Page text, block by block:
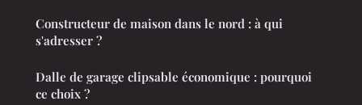
Constructeur de maison dans le nord : à qui
s'adresser ?
Dalle de garage clipsable économique : pourquoi
ce choix ?